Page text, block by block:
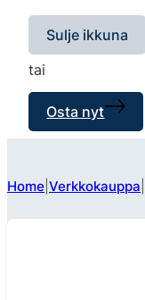
Sulje ikkuna
tai
Osta nyt
Home Verkkokauppa